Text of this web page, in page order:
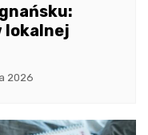
lokalnej
2026